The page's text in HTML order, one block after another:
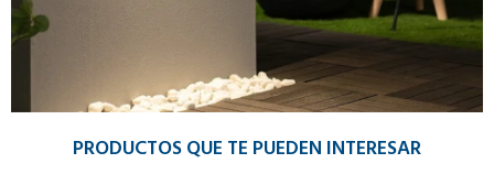
PRODUCTOS QUE TE PUEDEN INTERESAR